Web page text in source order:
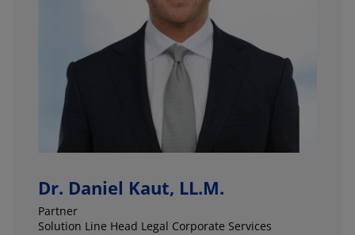
Dr. Daniel Kaut, LL.M.
Partner
Solution Line Head Legal Corporate Services